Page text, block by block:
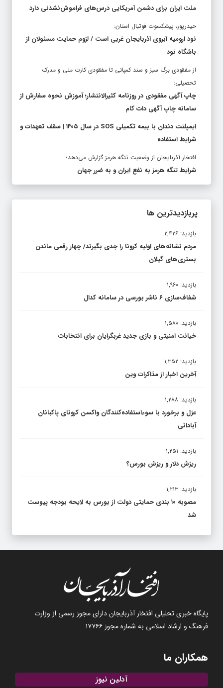
ملت ایران برای دشمن آمریکایی درس‌های فراموش‌نشدنی دارد
حیدرپور، پیشکسوت فوتبال استان:
نود ارومیه آبروی آذربایجان غربی است / لزوم حمایت مسئولان از
باشگاه نود
از مفقودی برگ سبز و سند کمپانی تا مفقودی کارت ملی و مدرک
تحصیلی؛
چاپ آگهی مفقودی در روزنامه کثیرالانتشار؛ آموزش نحوه سفارش از
سامانه چاپ آگهی دات کام
ایمپلنت دندان با بیمه تکمیلی SOS در سال ۱۴۰۵ | سقف تعهدات و
شرایط استفاده
افتخار آذربایجان از وضعیت تنگه هرمز گزارش می‌دهد؛
شرایط تنگه هرمز به نفع ایران و به ضرر جهان
پربازدیدترین ها
بازدید: ۲,۴۲۶
مردم نشانه های اولیه کرونا را جدی بگیرند/ چهار رقمی ماندن
بستری های گیلان
بازدید: ۱,۹۶۰
شفاف‌سازی ۶ ناشر بورسی در سامانه کدال
بازدید: ۱,۵۸۰
خیانت امنیتی و بازی جدید غربگرایان برای انتخابات
بازدید: ۱,۳۵۲
آخرین اخبار از مذاکرات وین
بازدید: ۱,۲۸۸
عزل و برخورد با سوءاستفاده‌کنندگان واکسن کرونای پاکبانان
آبادانی
بازدید: ۱,۲۵۱
ریزش دلار و ریزش بورس؟
بازدید: ۱,۲۱۳
مصوبه ۱۰ بندی حمایتی دولت از بورس به لایحه بودجه پیوست
شد
پایگاه خبری تحلیلی افتخار آذربایجان دارای مجوز رسمی از وزارت
فرهنگ و ارشاد اسلامی به شماره مجوز ۱۷۷۶۶
همکاران ما
آدلین نیوز